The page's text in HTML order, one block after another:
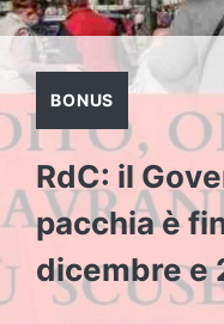
BONUS
RdC: il
pacchia è
dicembre e